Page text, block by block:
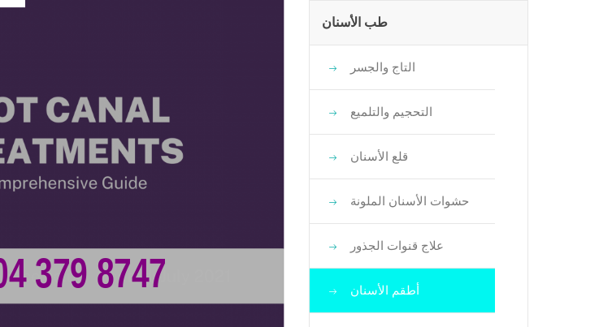
طب الأسنان
التاج والجسر
التحجيم والتلميع
قلع الأسنان
حشوات الأسنان الملونة
علاج قنوات الجذور
أطقم الأسنان